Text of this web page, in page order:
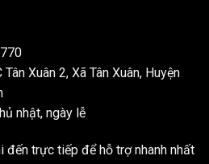
Xuân 2, Xã Tân Xuân, Huyện
nhật, ngày lễ
đến trực tiếp để hỗ trợ nhanh nhất